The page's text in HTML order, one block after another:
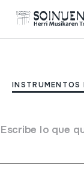
INSTRUMENTOS
Escribe lo que
Autor Fábrica
Aerófonos->